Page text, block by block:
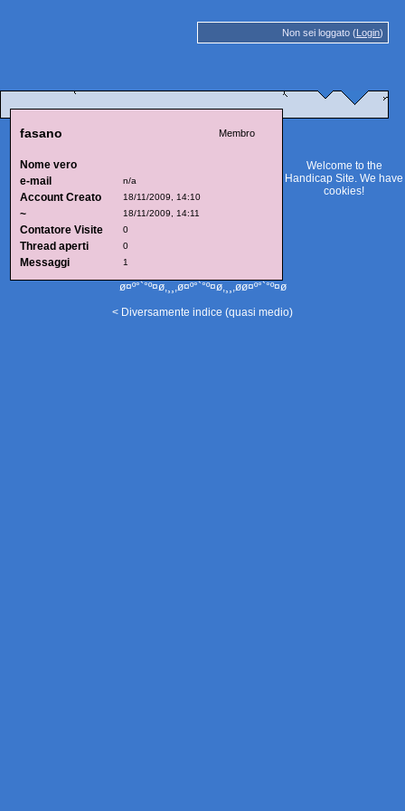
Non sei loggato (Login)
fasano Membro
Nome vero
e-mail
n/a
Account Creato 18/11/2009, 14:10
~ 18/11/2009, 14:11
Contatore Visite 0
Thread aperti 0
Messaggi 1
Welcome to the
Handicap Site. We have
cookies!
ø¤º°`°º¤ø,¸¸,ø¤º°`°º¤ø,¸¸,øø¤º°`°º¤ø
< Diversamente indice (quasi medio)